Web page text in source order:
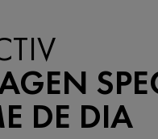
DE DIA